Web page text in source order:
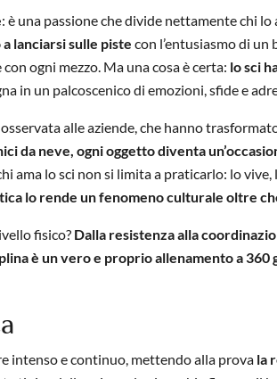
: è una passione che divide nettamente chi lo
lanciarsi sulle piste con l’entusiasmo di un
ogni mezzo. Ma una cosa è certa: lo sci
in un palcoscenico di emozioni, sfide e
alle aziende, che hanno
da neve, ogni oggetto diventa
ama lo sci non si limita a praticarlo: lo
lo rende un fenomeno culturale oltre
fisico? Dalla resistenza alla
è un vero e proprio allenamento a 360
intenso e continuo, mettendo alla prova la